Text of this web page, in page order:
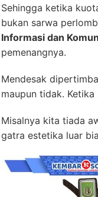
Sehingga ketika
bukan sarwa
Informasi dan
pemenangnya.
Mendesak
maupun tidak.
Misalnya kita tiada
gatra estetika luar